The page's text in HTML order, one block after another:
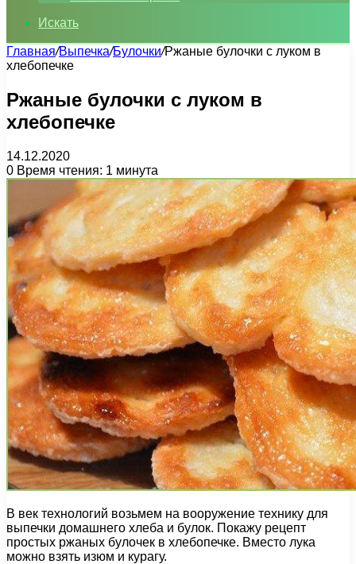
Искать
Главная/Выпечка/Булочки/Ржаные булочки с луком в
хлебопечке
Ржаные булочки с луком в
хлебопечке
14.12.2020
0 Время чтения: 1 минута
В век технологий возьмем на вооружение технику для
выпечки домашнего хлеба и булок. Покажу рецепт
простых ржаных булочек в хлебопечке. Вместо лука
можно взять изюм и курагу.